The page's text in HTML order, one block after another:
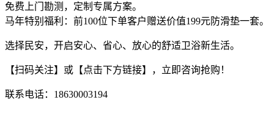
免费上门勘测，定制专属方案。
马年特别福利：前100位下单客户赠送价值199元防滑垫一套。
选择民安，开启安心、省心、放心的舒适卫浴新生活。
【扫码关注】或【点击下方链接】，立即咨询抢购！
联系电话：18630003194